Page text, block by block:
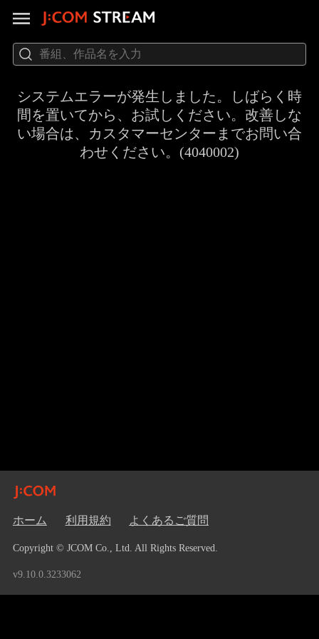
システムエラーが発生しました。しばらく時
間を置いてから、お試しください。改善しな
い場合は、カスタマーセンターまでお問い合
わせください。(4040002)
ホーム 利用規約 よくあるご質問
Copyright © JCOM Co., Ltd. All Rights Reserved.
v9.10.0.3233062